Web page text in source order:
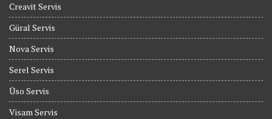
Creavit Servis
Güral Servis
Nova Servis
Serel Servis
Üso Servis
Visam Servis